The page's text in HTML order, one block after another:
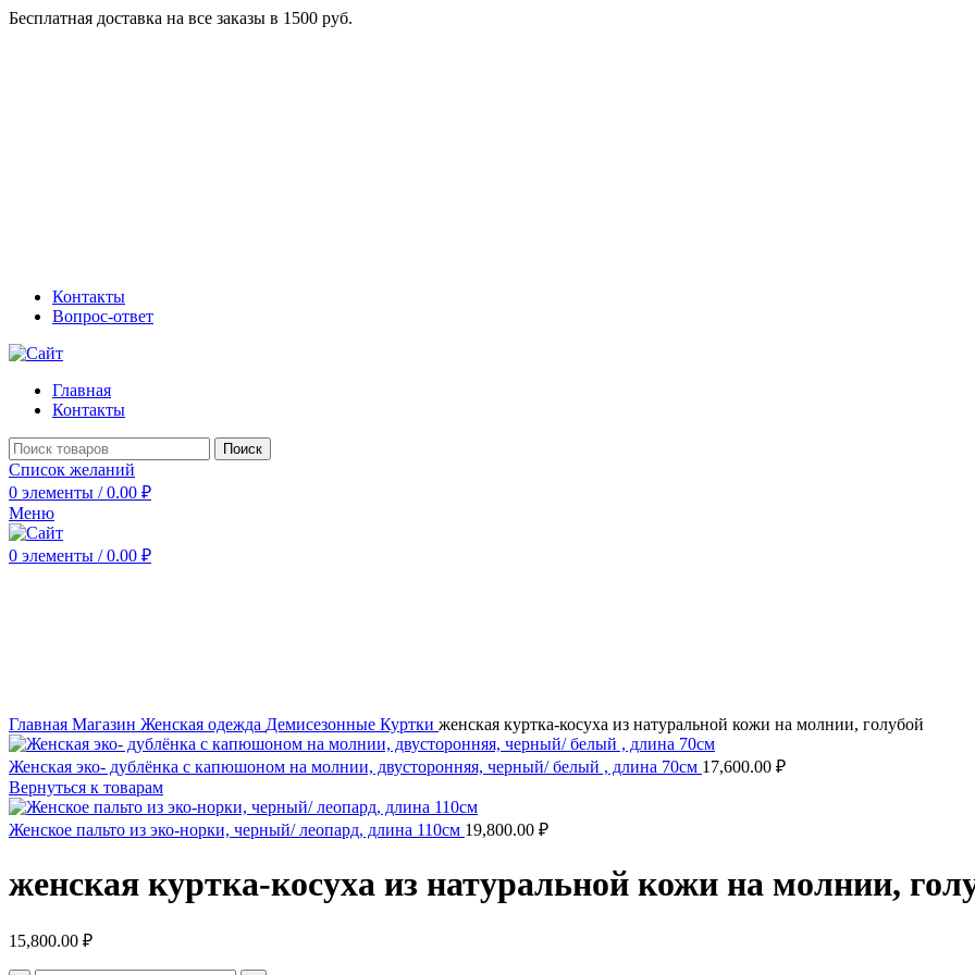
Бесплатная доставка на все заказы в 1500 руб.
Контакты
Вопрос-ответ
Главная
Контакты
Поиск
Список желаний
0 элементы / 0.00 ₽
Меню
0 элементы / 0.00 ₽
Главная Магазин Женская одежда Демисезонные Куртки женская куртка-косуха из натуральной кожи на молнии, голубой
Женская эко- дублёнка с капюшоном на молнии, двусторонняя, черный/ белый , длина 70см 17,600.00 ₽
Вернуться к товарам
Женское пальто из эко-норки, черный/ леопард, длина 110см 19,800.00 ₽
женская куртка-косуха из натуральной кожи на молнии,
15,800.00 ₽